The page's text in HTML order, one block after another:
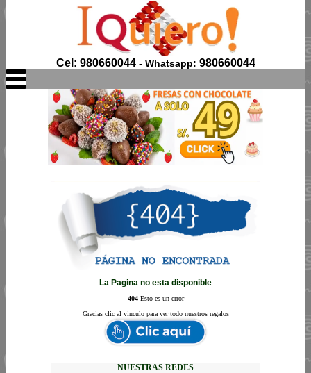
Cel: 980660044- Whatsapp: 980660044
La Pagina no esta disponible
404Esto es un error
Gracias clic al vinculo para ver todo nuestros regalos
NUESTRAS REDES